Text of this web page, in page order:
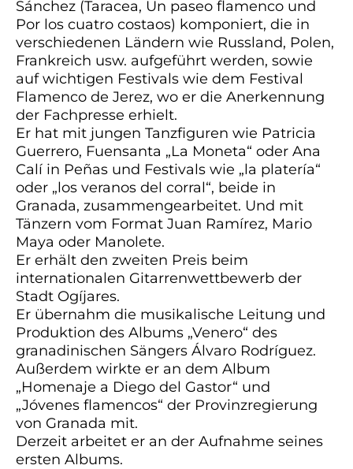
Sánchez (Taracea, Un paseo flamenco und
Por los cuatro costaos) komponiert, die in
verschiedenen Ländern wie Russland, Polen,
Frankreich usw. aufgeführt werden, sowie
auf wichtigen Festivals wie dem Festival
Flamenco de Jerez, wo er die Anerkennung
der Fachpresse erhielt.
Er hat mit jungen Tanzfiguren wie Patricia
Guerrero, Fuensanta „La Moneta“ oder Ana
Calí in Peñas und Festivals wie „la platería“
oder „los veranos del corral“, beide in
Granada, zusammengearbeitet. Und mit
Tänzern vom Format Juan Ramírez, Mario
Maya oder Manolete.
Er erhält den zweiten Preis beim
internationalen Gitarrenwettbewerb der
Stadt Ogíjares.
Er übernahm die musikalische Leitung und
Produktion des Albums „Venero“ des
granadinischen Sängers Álvaro Rodríguez.
Außerdem wirkte er an dem Album
„Homenaje a Diego del Gastor“ und
„Jóvenes flamencos“ der Provinzregierung
von Granada mit.
Derzeit arbeitet er an der Aufnahme seines
ersten Albums.